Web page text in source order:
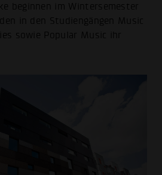
beginnen im Wintersemester
in den Studiengängen Music
sowie Popular Music ihr